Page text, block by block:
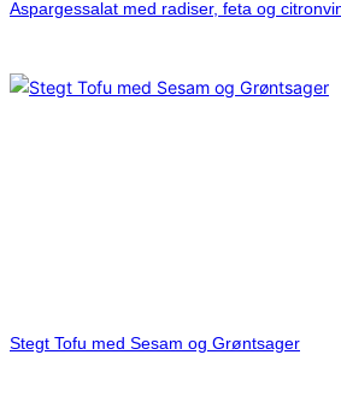
Aspargessalat med radiser, feta og
Stegt Tofu med Sesam og Grøntsager